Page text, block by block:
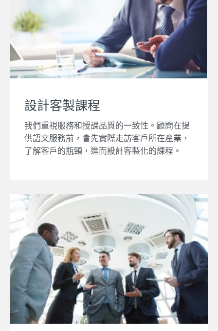
設計客製課程
我們重視服務和授課品質的一致性。顧問在提
供語文服務前，會先實際走訪客戶所在產業，
了解客戶的瓶頸，進而設計客製化的課程。